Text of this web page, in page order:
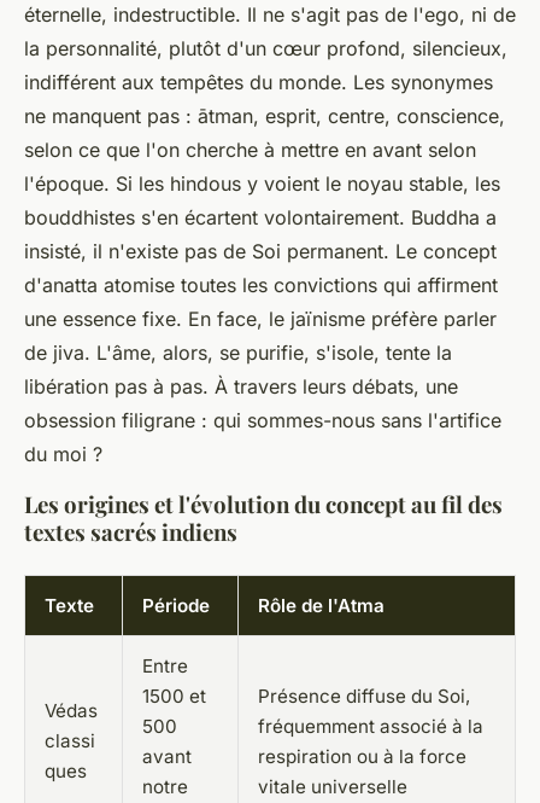
éternelle, indestructible. Il ne s'agit pas de l'ego, ni de
la personnalité, plutôt d'un cœur profond, silencieux,
indifférent aux tempêtes du monde. Les synonymes
ne manquent pas : ātman, esprit, centre, conscience,
selon ce que l'on cherche à mettre en avant selon
l'époque. Si les hindous y voient le noyau stable, les
bouddhistes s'en écartent volontairement. Buddha a
insisté, il n'existe pas de Soi permanent. Le concept
d'anatta atomise toutes les convictions qui affirment
une essence fixe. En face, le jaïnisme préfère parler
de jiva. L'âme, alors, se purifie, s'isole, tente la
libération pas à pas. À travers leurs débats, une
obsession filigrane : qui sommes-nous sans l'artifice
du moi ?
Les origines et l'évolution du concept au fil des
textes sacrés indiens
Texte Période Rôle de l'Atma
Védas
classi
ques
Entre
1500 et
500
avant
notre
Présence diffuse du Soi,
fréquemment associé à la
respiration ou à la force
vitale universelle